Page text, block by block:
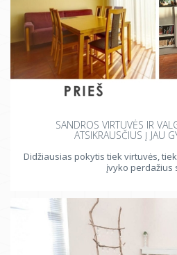
SANDROS VIRTUVĖS IR
ATSIKRAUSČIUS Į JAU
Didžiausias pokytis tiek virtuvės,
įvyko perdažius